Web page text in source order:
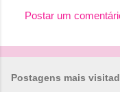
Postar um
Postagens mais